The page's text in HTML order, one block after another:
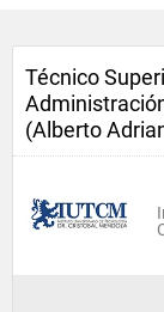
Técnico
(Alberto